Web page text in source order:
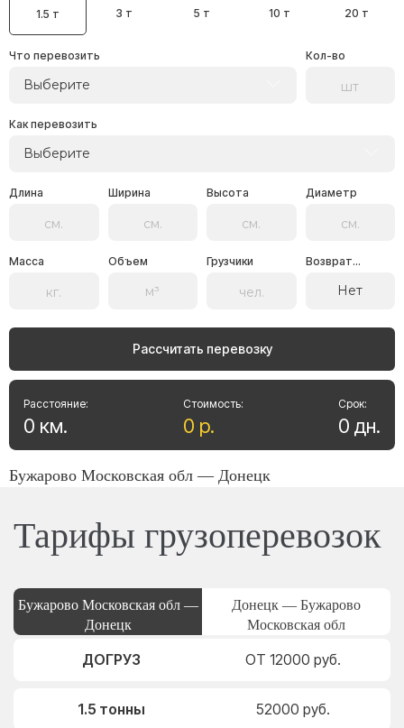
1.5 т 3 т 5 т 10 т 20 т
Что перевозить
Выберите
Кол-во
Как перевозить
Выберите
Длина Ширина Высота Диаметр
Масса Объем Грузчики Возврат...
Нет
Рассчитать перевозку
Стоимость:
0 р.
Расстояние:
0 км.
Срок:
0 дн.
Бужарово Московская обл — Донецк
Тарифы грузоперевозок
Бужарово Московская обл —
Донецк
Донецк — Бужарово
Московская обл
ДОГРУЗ ОТ 12000 руб.
1.5 тонны 52000 руб.